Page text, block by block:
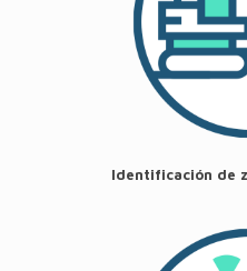
Identificación de